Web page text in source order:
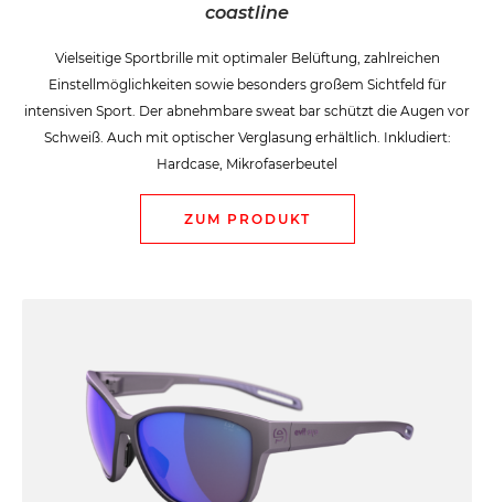
coastline
Vielseitige Sportbrille mit optimaler Belüftung, zahlreichen
Einstellmöglichkeiten sowie besonders großem Sichtfeld für
intensiven Sport. Der abnehmbare sweat bar schützt die Augen vor
Schweiß. Auch mit optischer Verglasung erhältlich. Inkludiert:
Hardcase, Mikrofaserbeutel
ZUM PRODUKT